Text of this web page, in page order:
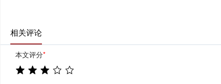
相关评论
本文评分*